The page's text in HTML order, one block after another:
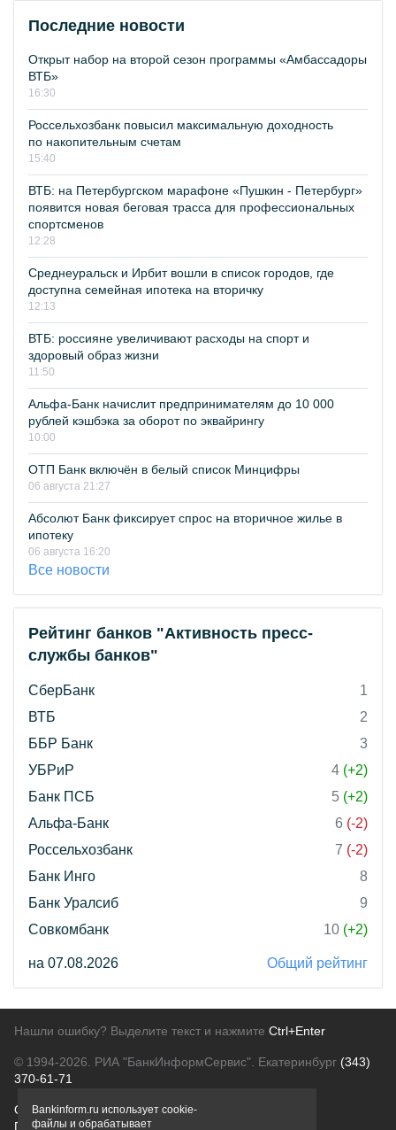
Последние новости
Открыт набор на второй сезон программы «Амбассадоры
ВТБ»
16:30
Россельхозбанк повысил максимальную доходность
по накопительным счетам
15:40
ВТБ: на Петербургском марафоне «Пушкин - Петербург»
появится новая беговая трасса для профессиональных
спортсменов
12:28
Среднеуральск и Ирбит вошли в список городов, где
доступна семейная ипотека на вторичку
12:13
ВТБ: россияне увеличивают расходы на спорт и
здоровый образ жизни
11:50
Альфа-Банк начислит предпринимателям до 10 000
рублей кэшбэка за оборот по эквайрингу
10:00
ОТП Банк включён в белый список Минцифры
06 августа 21:27
Абсолют Банк фиксирует спрос на вторичное жилье в
ипотеку
06 августа 16:20
Все новости
Рейтинг банков "Активность пресс-
службы банков"
СберБанк
1
ВТБ
2
ББР Банк
3
УБРиР
4 (+2)
Банк ПСБ
5 (+2)
Альфа-Банк
6 (-2)
Россельхозбанк
7 (-2)
Банк Инго
8
Банк Уралсиб
9
Совкомбанк
10 (+2)
на 07.08.2026 Общий рейтинг
Нашли ошибку? Выделите текст и нажмите Ctrl+Enter
© 1994-2026. РИА "БанкИнформСервис". Екатеринбург (343)
370-61-71
О проектеПолитика конфиденциальности
Правовая информацияДля рекламодателей
Bankinform.ru использует cookie-
файлы и обрабатывает